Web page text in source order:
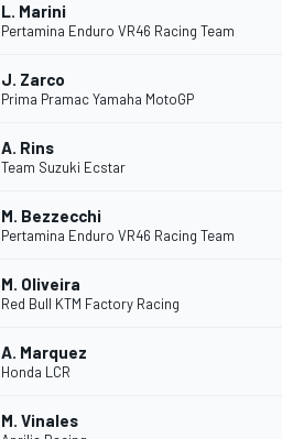
L. Marini
Pertamina Enduro VR46 Racing Team
J. Zarco
Prima Pramac Yamaha MotoGP
A. Rins
Team Suzuki Ecstar
M. Bezzecchi
Pertamina Enduro VR46 Racing Team
M. Oliveira
Red Bull KTM Factory Racing
A. Marquez
Honda LCR
M. Vinales